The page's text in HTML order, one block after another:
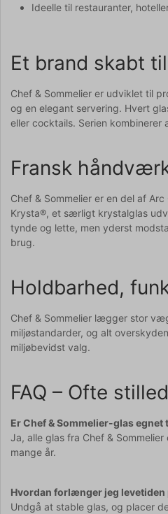
Ideelle til restauranter,
Et brand skabt
Chef & Sommelier er udviklet til
og en elegant servering. Hvert
eller cocktails. Serien
Fransk
Chef & Sommelier er en del af
Krysta®, et særligt krystalglas
tynde og lette, men yderst
brug.
Holdbarhed,
Chef & Sommelier lægger stor
miljøstandarder, og alt
miljøbevidst valg.
FAQ – Ofte
Er Chef & Sommelier-glas egnet
Ja, alle glas fra Chef &
mange år.
Hvordan forlænger jeg levetiden
Undgå at stable glas, og placer